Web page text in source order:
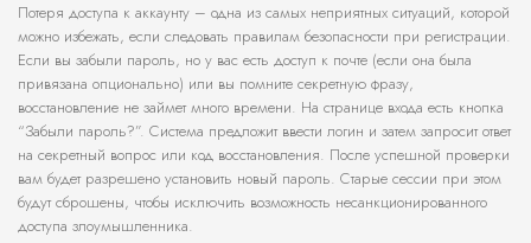
Потеря доступа к аккаунту – одна из самых неприятных ситуаций, которой
можно избежать, если следовать правилам безопасности при регистрации.
Если вы забыли пароль, но у вас есть доступ к почте (если она была
привязана опционально) или вы помните секретную фразу,
восстановление не займет много времени. На странице входа есть кнопка
“Забыли пароль?”. Система предложит ввести логин и затем запросит ответ
на секретный вопрос или код восстановления. После успешной проверки
вам будет разрешено установить новый пароль. Старые сессии при этом
будут сброшены, чтобы исключить возможность несанкционированного
доступа злоумышленника.